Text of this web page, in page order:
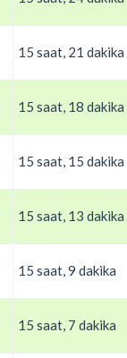
15 saat, 21 dakika
15 saat, 18 dakika
15 saat, 15 dakika
15 saat, 13 dakika
15 saat, 9 dakika
15 saat, 7 dakika